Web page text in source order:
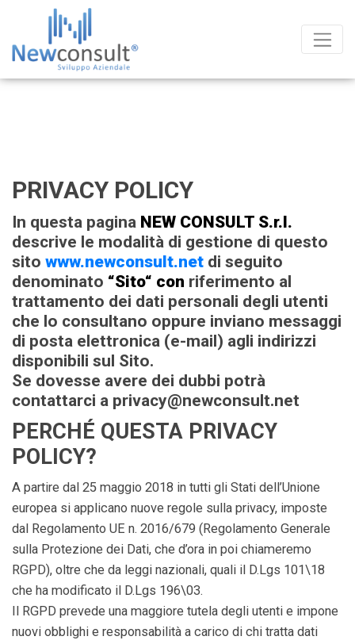
Salta al contenuto
PRIVACY POLICY
In questa pagina NEW CONSULT S.r.l.
descrive le modalità di gestione di questo
sito www.newconsult.net di seguito
denominato “Sito“ con riferimento al
trattamento dei dati personali degli utenti
che lo consultano oppure inviano messaggi
di posta elettronica (e-mail) agli indirizzi
disponibili sul Sito.
Se dovesse avere dei dubbi potrà
contattarci a privacy@newconsult.net
PERCHÉ QUESTA PRIVACY
POLICY?
A partire dal 25 maggio 2018 in tutti gli Stati dell’Unione
europea si applicano nuove regole sulla privacy, imposte
dal Regolamento UE n. 2016/679 (Regolamento Generale
sulla Protezione dei Dati, che d’ora in poi chiameremo
RGPD), oltre che da leggi nazionali, quali il D.Lgs 101\18
che ha modificato il D.Lgs 196\03.
Il RGPD prevede una maggiore tutela degli utenti e impone
nuovi obblighi e responsabilità a carico di chi tratta dati